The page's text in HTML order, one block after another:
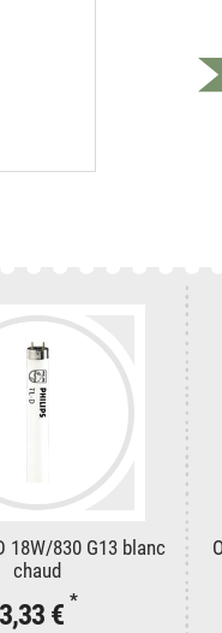
18W/830 G13 blanc
chaud
3,33 € *